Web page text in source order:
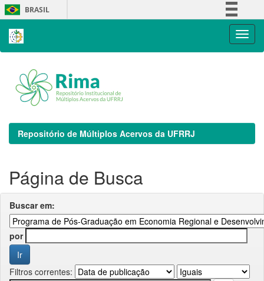
Skip
navigation
BRASIL
Repositório de Múltiplos Acervos da UFRRJ
Página de Busca
Buscar em:
por
Filtros correntes: